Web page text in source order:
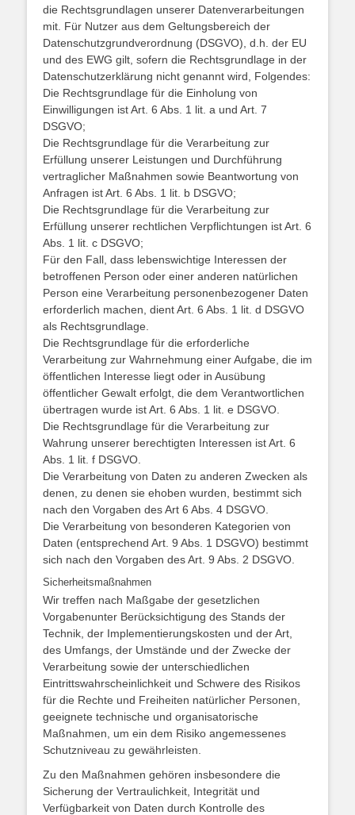
die Rechtsgrundlagen unserer Datenverarbeitungen
mit. Für Nutzer aus dem Geltungsbereich der
Datenschutzgrundverordnung (DSGVO), d.h. der EU
und des EWG gilt, sofern die Rechtsgrundlage in der
Datenschutzerklärung nicht genannt wird, Folgendes:
Die Rechtsgrundlage für die Einholung von
Einwilligungen ist Art. 6 Abs. 1 lit. a und Art. 7
DSGVO;
Die Rechtsgrundlage für die Verarbeitung zur
Erfüllung unserer Leistungen und Durchführung
vertraglicher Maßnahmen sowie Beantwortung von
Anfragen ist Art. 6 Abs. 1 lit. b DSGVO;
Die Rechtsgrundlage für die Verarbeitung zur
Erfüllung unserer rechtlichen Verpflichtungen ist Art. 6
Abs. 1 lit. c DSGVO;
Für den Fall, dass lebenswichtige Interessen der
betroffenen Person oder einer anderen natürlichen
Person eine Verarbeitung personenbezogener Daten
erforderlich machen, dient Art. 6 Abs. 1 lit. d DSGVO
als Rechtsgrundlage.
Die Rechtsgrundlage für die erforderliche
Verarbeitung zur Wahrnehmung einer Aufgabe, die im
öffentlichen Interesse liegt oder in Ausübung
öffentlicher Gewalt erfolgt, die dem Verantwortlichen
übertragen wurde ist Art. 6 Abs. 1 lit. e DSGVO.
Die Rechtsgrundlage für die Verarbeitung zur
Wahrung unserer berechtigten Interessen ist Art. 6
Abs. 1 lit. f DSGVO.
Die Verarbeitung von Daten zu anderen Zwecken als
denen, zu denen sie ehoben wurden, bestimmt sich
nach den Vorgaben des Art 6 Abs. 4 DSGVO.
Die Verarbeitung von besonderen Kategorien von
Daten (entsprechend Art. 9 Abs. 1 DSGVO) bestimmt
sich nach den Vorgaben des Art. 9 Abs. 2 DSGVO.
Sicherheitsmaßnahmen
Wir treffen nach Maßgabe der gesetzlichen
Vorgabenunter Berücksichtigung des Stands der
Technik, der Implementierungskosten und der Art,
des Umfangs, der Umstände und der Zwecke der
Verarbeitung sowie der unterschiedlichen
Eintrittswahrscheinlichkeit und Schwere des Risikos
für die Rechte und Freiheiten natürlicher Personen,
geeignete technische und organisatorische
Maßnahmen, um ein dem Risiko angemessenes
Schutzniveau zu gewährleisten.
Zu den Maßnahmen gehören insbesondere die
Sicherung der Vertraulichkeit, Integrität und
Verfügbarkeit von Daten durch Kontrolle des